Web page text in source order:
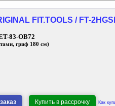
FIT.TOOLS / FT-
83-OB72
гриф 180 см)
Купить в рассрочку Как